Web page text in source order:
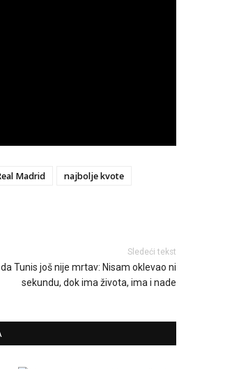
Madrid
najbolje kvote
Sledeći tekst
Tunis još nije mrtav: Nisam oklevao ni
sekundu, dok ima života, ima i nade